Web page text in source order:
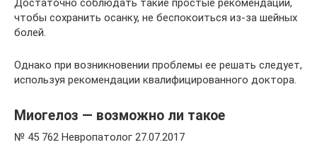
Достаточно соблюдать такие простые рекомендации,
чтобы сохранить осанку, не беспокоиться из-за шейных
болей.
Однако при возникновении проблемы ее решать следует,
используя рекомендации квалифицированного доктора.
Миогелоз — возможно ли такое
№ 45 762 Невропатолог 27.07.2017